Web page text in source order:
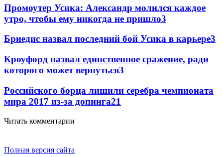
Промоутер Усика: Александр молился каждое
утро, чтобы ему никогда не пришло3
Бриедис назвал последний бой Усика в карьере3
Кроуфорд назвал единственное сражение, ради
которого может вернуться3
Российского борца лишили серебра чемпионата
мира 2017 из-за допинга21
Читать комментарии
Полная версия сайта